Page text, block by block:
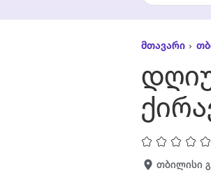
მთავარი
თბილისი